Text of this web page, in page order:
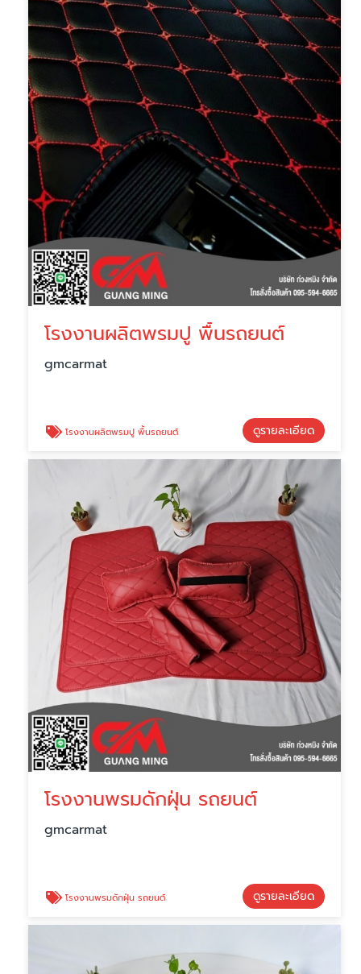
โรงงานผลิตพรมปู พื้นรถยนต์
gmcarmat
โรงงานผลิตพรมปู พื้นรถยนต์ ดูรายละเอียด
โรงงานพรมดักฝุ่น รถยนต์
gmcarmat
โรงงานพรมดักฝุ่น รถยนต์ ดูรายละเอียด